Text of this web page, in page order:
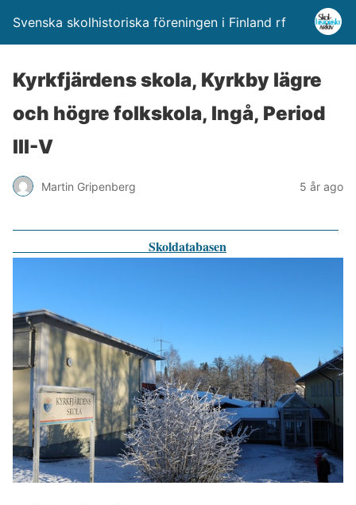
Svenska skolhistoriska föreningen i Finland rf
Kyrkfjärdens skola, Kyrkby lägre
och högre folkskola, Ingå, Period
III-V
Martin Gripenberg 5 år ago
Skoldatabasen